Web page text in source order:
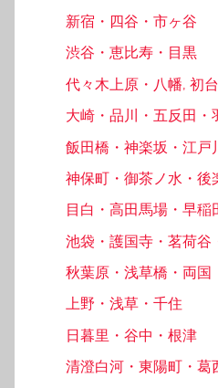
新宿・四谷・市ヶ谷
渋谷・恵比寿・目黒
代々木上原・八幡, 初台
大崎・品川・五反田・
飯田橋・神楽坂・江戸
神保町・御茶ノ水・後
目白・高田馬場・早稲
池袋・護国寺・茗荷谷
秋葉原・浅草橋・両国
上野・浅草・千住
日暮里・谷中・根津
清澄白河・東陽町・葛